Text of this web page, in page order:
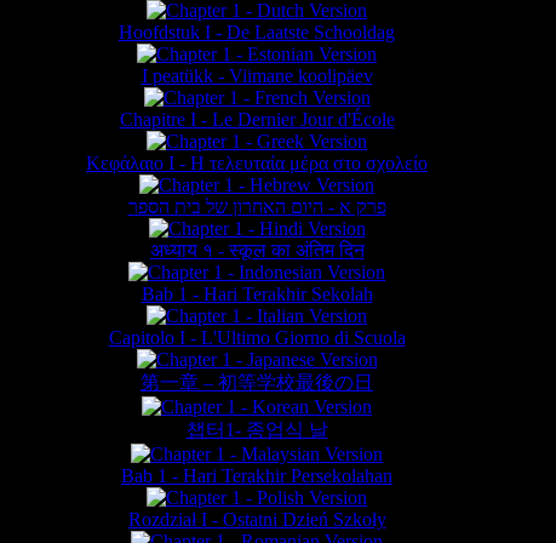
Hoofdstuk I - De Laatste Schooldag
I peatükk - Viimane koolipäev
Chapitre I - Le Dernier Jour d'École
Κεφάλαιο Ι - Η τελευταία μέρα στο σχολείο
פרק א - היום האחרון של בית הספר
अध्याय १ - स्कूल का अंतिम दिन
Bab 1 - Hari Terakhir Sekolah
Capitolo I - L'Ultimo Giorno di Scuola
第一章 – 初等学校最後の日
챕터1- 종업식 날
Bab 1 - Hari Terakhir Persekolahan
Rozdział I - Ostatni Dzień Szkoły